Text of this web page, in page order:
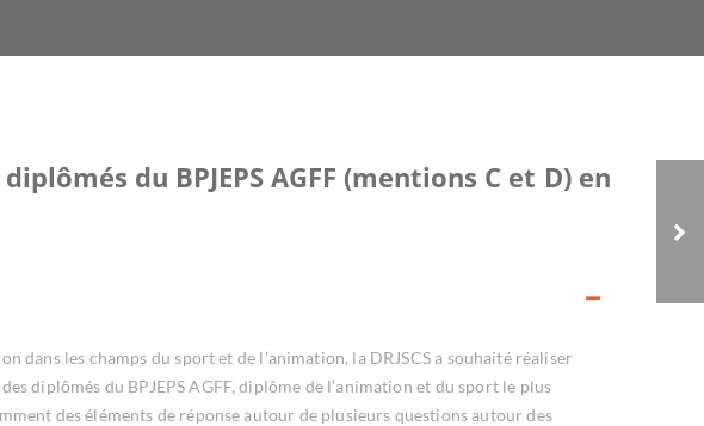
DRJSCS Languedoc-
du BPJEPS AGFF (mentions C et D) en
dans les champs du sport et de l’animation, la DRJSCS a souhaité réaliser
diplômés du BPJEPS AGFF, diplôme de l’animation et du sport le plus
des éléments de réponse autour de plusieurs questions autour des